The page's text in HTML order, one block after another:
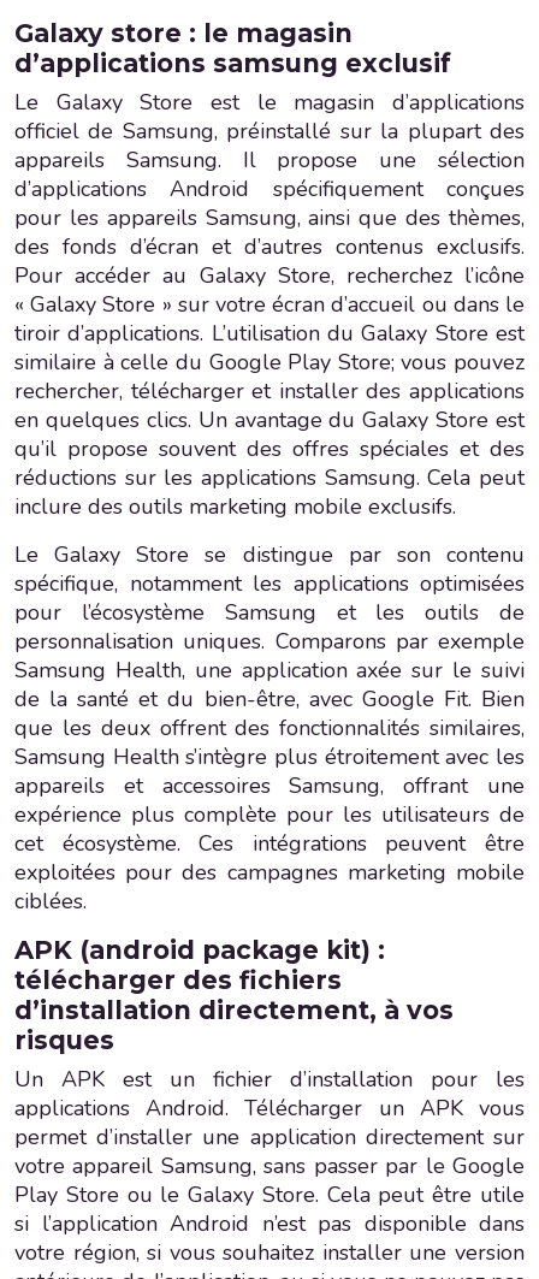
Galaxy store : le magasin
d’applications samsung exclusif
Le Galaxy Store est le magasin d’applications
officiel de Samsung, préinstallé sur la plupart des
appareils Samsung. Il propose une sélection
d’applications Android spécifiquement conçues
pour les appareils Samsung, ainsi que des thèmes,
des fonds d’écran et d’autres contenus exclusifs.
Pour accéder au Galaxy Store, recherchez l’icône
« Galaxy Store » sur votre écran d’accueil ou dans le
tiroir d’applications. L’utilisation du Galaxy Store est
similaire à celle du Google Play Store; vous pouvez
rechercher, télécharger et installer des applications
en quelques clics. Un avantage du Galaxy Store est
qu’il propose souvent des offres spéciales et des
réductions sur les applications Samsung. Cela peut
inclure des outils marketing mobile exclusifs.
Le Galaxy Store se distingue par son contenu
spécifique, notamment les applications optimisées
pour l’écosystème Samsung et les outils de
personnalisation uniques. Comparons par exemple
Samsung Health, une application axée sur le suivi
de la santé et du bien-être, avec Google Fit. Bien
que les deux offrent des fonctionnalités similaires,
Samsung Health s’intègre plus étroitement avec les
appareils et accessoires Samsung, offrant une
expérience plus complète pour les utilisateurs de
cet écosystème. Ces intégrations peuvent être
exploitées pour des campagnes marketing mobile
ciblées.
APK (android package kit) :
télécharger des fichiers
d’installation directement, à vos
risques
Un APK est un fichier d’installation pour les
applications Android. Télécharger un APK vous
permet d’installer une application directement sur
votre appareil Samsung, sans passer par le Google
Play Store ou le Galaxy Store. Cela peut être utile
si l’application Android n’est pas disponible dans
votre région, si vous souhaitez installer une version